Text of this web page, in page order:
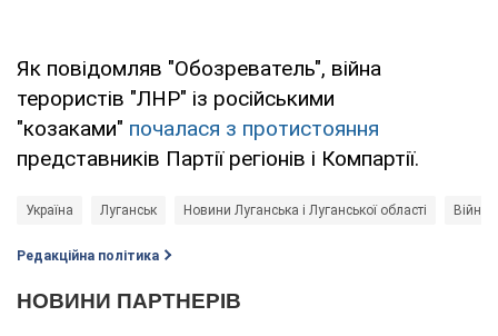
Як повідомляв "Обозреватель", війна
терористів "ЛНР" із російськими
"козаками" почалася з протистояння
представників Партії регіонів і Компартії.
Україна Луганськ Новини Луганська і Луганської області Війна
Редакційна політика